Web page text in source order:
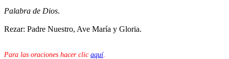
Palabra de Dios.
Rezar: Padre Nuestro, Ave María y Gloria.
Para las oraciones hacer clic aquí.